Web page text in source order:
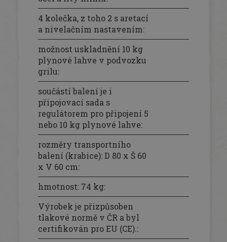
4 kolečka, z toho 2 s aretací
a nivelačním nastavením:
možnost uskladnění 10 kg
plynové lahve v podvozku
grilu:
součástí balení je i
připojovací sada s
regulátorem pro připojení 5
nebo 10 kg plynové lahve:
rozměry transportního
balení (krabice): D 80 x Š 60
x V 60 cm:
hmotnost: 74 kg:
Výrobek je přizpůsoben
tlakové normě v ČR a byl
certifikován pro EU (CE).: